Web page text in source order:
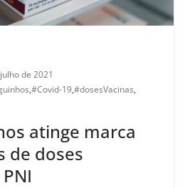
de 2021
,#Covid-19,#dosesVacinas,
atinge marca
de doses